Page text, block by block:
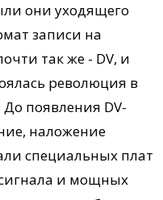
они уходящего
записи на
так же - DV, и
революция в
До появления DV-
наложение
специальных плат
сигнала и мощных